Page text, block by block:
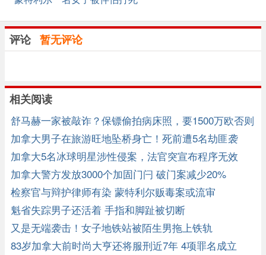
评论 暂无评论
相关阅读
舒马赫一家被敲诈？保镖偷拍病床照，要1500万欧否则
就公布！ ...
加拿大男子在旅游旺地坠桥身亡！死前遭5名劫匪袭
击！
加拿大5名冰球明星涉性侵案，法官突宣布程序无效
加拿大警方发放3000个加固门闩 破门案减少20%
检察官与辩护律师有染 蒙特利尔贩毒案或流审
魁省失踪男子还活着 手指和脚趾被切断
又是无端袭击！女子地铁站被陌生男拖上铁轨
83岁加拿大前时尚大亨还将服刑近7年 4项罪名成立